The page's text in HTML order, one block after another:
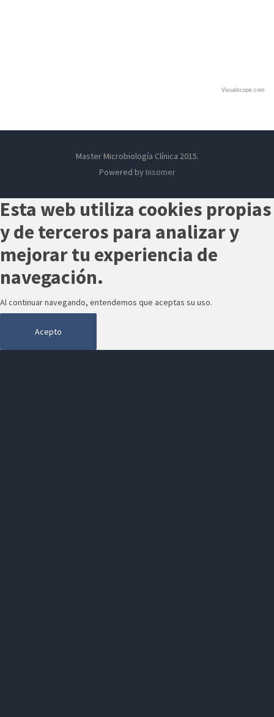
Visualscope.com
Master Microbiología Clínica 2015.
Powered by Insomer
Esta web utiliza cookies propias
y de terceros para analizar y
mejorar tu experiencia de
navegación.
Al continuar navegando, entendemos que aceptas su uso.
Acepto